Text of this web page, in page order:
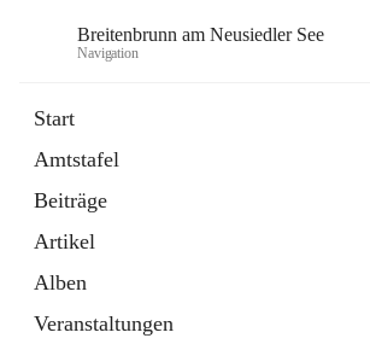
Breitenbrunn am Neusiedler See
Navigation
Start
Amtstafel
Beiträge
Artikel
Alben
Veranstaltungen
18 Schnellzugriffe
Gemeindeservice